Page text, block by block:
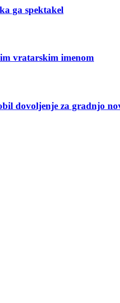
ga spektakel
vratarskim imenom
dovoljenje za gradnjo